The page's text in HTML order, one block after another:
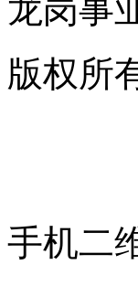
龙岗事
版权所
手机二